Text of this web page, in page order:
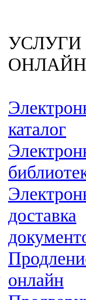
УСЛУГИ
ОНЛАЙН
каталог
доставка
онлайн